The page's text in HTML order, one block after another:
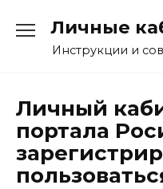
содержанию
Личные
Инструкции и
Личный
портала